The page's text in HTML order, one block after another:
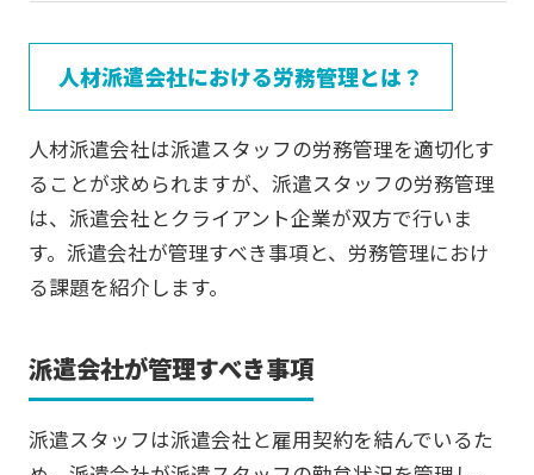
人材派遣会社における労務管理とは？
人材派遣会社は派遣スタッフの労務管理を適切化す
ることが求められますが、派遣スタッフの労務管理
は、派遣会社とクライアント企業が双方で行いま
す。派遣会社が管理すべき事項と、労務管理におけ
る課題を紹介します。
派遣会社が管理すべき事項
派遣スタッフは派遣会社と雇用契約を結んでいるた